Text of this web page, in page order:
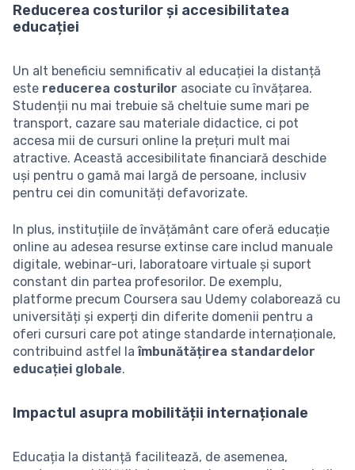
Reducerea costurilor și accesibilitatea
educației
Un alt beneficiu semnificativ al educației la distanță
este reducerea costurilor asociate cu învățarea.
Studenții nu mai trebuie să cheltuie sume mari pe
transport, cazare sau materiale didactice, ci pot
accesa mii de cursuri online la prețuri mult mai
atractive. Această accesibilitate financiară deschide
uși pentru o gamă mai largă de persoane, inclusiv
pentru cei din comunități defavorizate.
In plus, instituțiile de învățământ care oferă educație
online au adesea resurse extinse care includ manuale
digitale, webinar-uri, laboratoare virtuale și suport
constant din partea profesorilor. De exemplu,
platforme precum Coursera sau Udemy colaborează cu
universități și experți din diferite domenii pentru a
oferi cursuri care pot atinge standarde internaționale,
contribuind astfel laîmbunătățirea standardelor
educației globale.
Impactul asupra mobilității internaționale
Educația la distanță facilitează, de asemenea,